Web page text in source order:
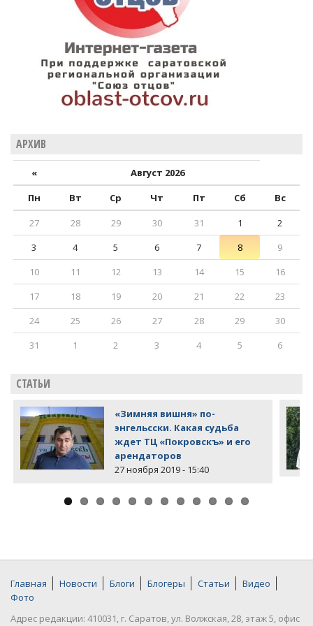
АРХИВ
«
Август 2026
Пн
Вт Ср Чт Пт Сб
Вс
27
28 29 30 31 1
2
3
4 5 6 7 8
9
10
11 12 13 14 15
16
17
18 19 20 21 22
23
24
25 26 27 28 29
30
31
1 2 3 4 5 6
СТАТЬИ
«Зимняя вишня» по-
энгельсски. Какая судьба
ждет ТЦ «Покровскъ» и его
арендаторов
27 ноября 2019 - 15:40
Главная Новости Блоги Блогеры Статьи
Видео
Фото
Адрес редакции: 410031, г. Саратов, ул. Волжская, 28, этаж 5, офис